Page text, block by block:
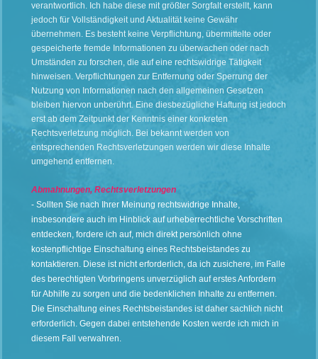
verantwortlich. Ich habe diese mit größter Sorgfalt erstellt, kann
jedoch für Vollständigkeit und Aktualität keine Gewähr
übernehmen. Es besteht keine Verpflichtung, übermittelte oder
gespeicherte fremde Informationen zu überwachen oder nach
Umständen zu forschen, die auf eine rechtswidrige Tätigkeit
hinweisen. Verpflichtungen zur Entfernung oder Sperrung der
Nutzung von Informationen nach den allgemeinen Gesetzen
bleiben hiervon unberührt. Eine diesbezügliche Haftung ist jedoch
erst ab dem Zeitpunkt der Kenntnis einer konkreten
Rechtsverletzung möglich. Bei bekannt werden von
entsprechenden Rechtsverletzungen werden wir diese Inhalte
umgehend entfernen.
Abmahnungen, Rechtsverletzungen
- Sollten Sie nach Ihrer Meinung rechtswidrige Inhalte,
insbesondere auch im Hinblick auf urheberrechtliche Vorschriften
entdecken, fordere ich auf, mich direkt persönlich ohne
kostenpflichtige Einschaltung eines Rechtsbeistandes zu
kontaktieren. Diese ist nicht erforderlich, da ich zusichere, im Falle
des berechtigten Vorbringens unverzüglich auf erstes Anfordern
für Abhilfe zu sorgen und die bedenklichen Inhalte zu entfernen.
Die Einschaltung eines Rechtsbeistandes ist daher sachlich nicht
erforderlich. Gegen dabei entstehende Kosten werde ich mich in
diesem Fall verwahren.